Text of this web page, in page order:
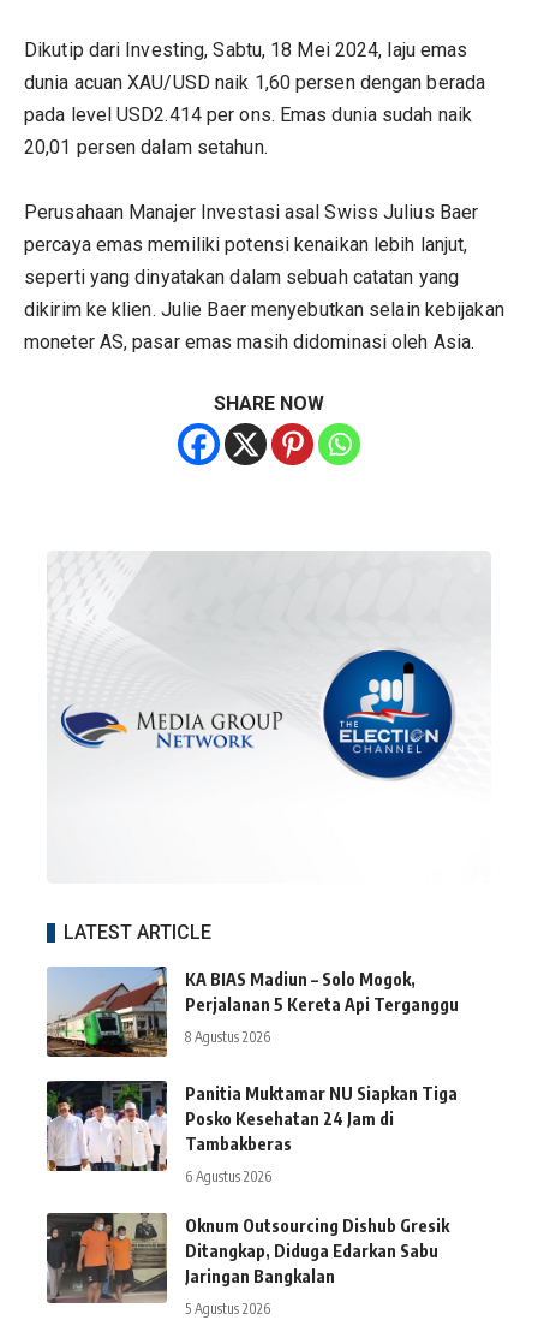
Dikutip dari Investing, Sabtu, 18 Mei 2024, laju emas
dunia acuan XAU/USD naik 1,60 persen dengan berada
pada level USD2.414 per ons. Emas dunia sudah naik
20,01 persen dalam setahun.
Perusahaan Manajer Investasi asal Swiss Julius Baer
percaya emas memiliki potensi kenaikan lebih lanjut,
seperti yang dinyatakan dalam sebuah catatan yang
dikirim ke klien. Julie Baer menyebutkan selain kebijakan
moneter AS, pasar emas masih didominasi oleh Asia.
SHARE NOW
LATEST ARTICLE
KA BIAS Madiun – Solo Mogok,
Perjalanan 5 Kereta Api Terganggu
8 Agustus 2026
Panitia Muktamar NU Siapkan Tiga
Posko Kesehatan 24 Jam di
Tambakberas
6 Agustus 2026
Oknum Outsourcing Dishub Gresik
Ditangkap, Diduga Edarkan Sabu
Jaringan Bangkalan
5 Agustus 2026